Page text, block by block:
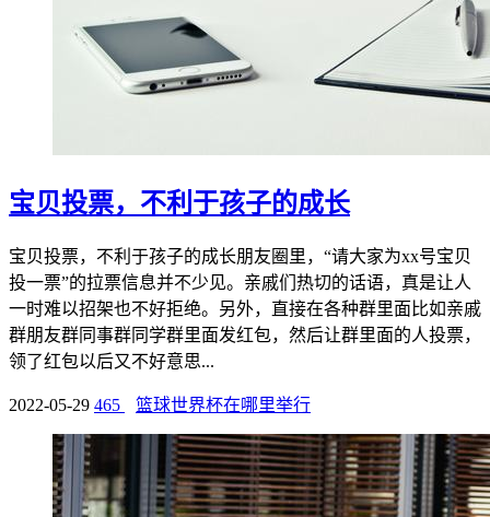
宝贝投票，不利于孩子的成长
宝贝投票，不利于孩子的成长朋友圈里，“请大家为xx号宝贝
投一票”的拉票信息并不少见。亲戚们热切的话语，真是让人
一时难以招架也不好拒绝。另外，直接在各种群里面比如亲戚
群朋友群同事群同学群里面发红包，然后让群里面的人投票，
领了红包以后又不好意思...
2022-05-29 465 篮球世界杯在哪里举行